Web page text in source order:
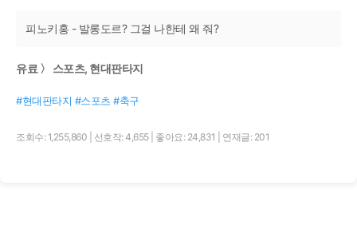
피노키홍 - 발롱도르? 그걸 나한테 왜 줘?
유료 〉 스포츠, 현대판타지
#현대판타지 #스포츠 #축구
조회수: 1,255,860 선호작: 4,655 좋아요: 24,831 연재글: 201